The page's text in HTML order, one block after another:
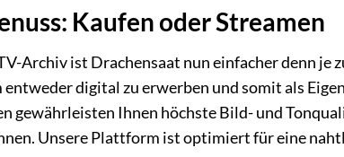
Kaufen oder Streamen
Archiv ist Drachensaat nun einfacher denn je
digital zu erwerben und somit als
gewährleisten Ihnen höchste Bild- und
Unsere Plattform ist optimiert für eine